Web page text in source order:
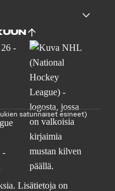
satunnaiset esineet)
Lisätietoja on